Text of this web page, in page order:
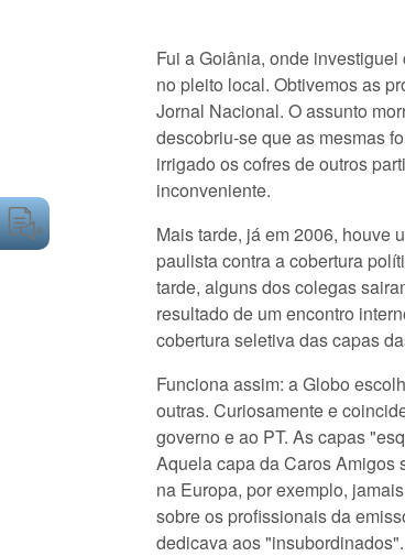
Fui a Goiânia, onde
no pleito local. Obtivemos as
Jornal Nacional. O assunto
descobriu-se que as mesmas
irrigado os cofres de outros
inconveniente.
Mais tarde, já em 2006, houve
paulista contra a cobertura
tarde, alguns dos colegas
resultado de um encontro
cobertura seletiva das capas
Funciona assim: a Globo
outras. Curiosamente e
governo e ao PT. As capas
Aquela capa da Caros Amigos
na Europa, por exemplo,
sobre os profissionais da
dedicava aos "insubordinados".